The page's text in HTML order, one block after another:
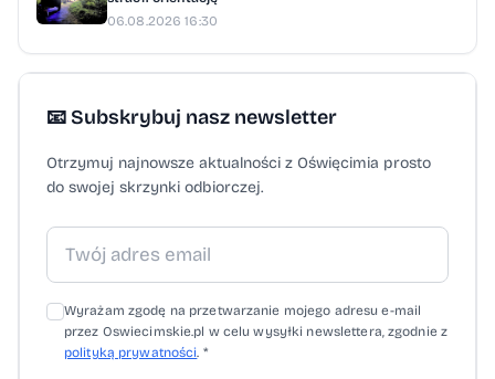
06.08.2026 16:30
📧 Subskrybuj nasz newsletter
Otrzymuj najnowsze aktualności z Oświęcimia prosto
do swojej skrzynki odbiorczej.
Wyrażam zgodę na przetwarzanie mojego adresu e-mail
przez Oswiecimskie.pl w celu wysyłki newslettera, zgodnie z
polityką prywatności. *